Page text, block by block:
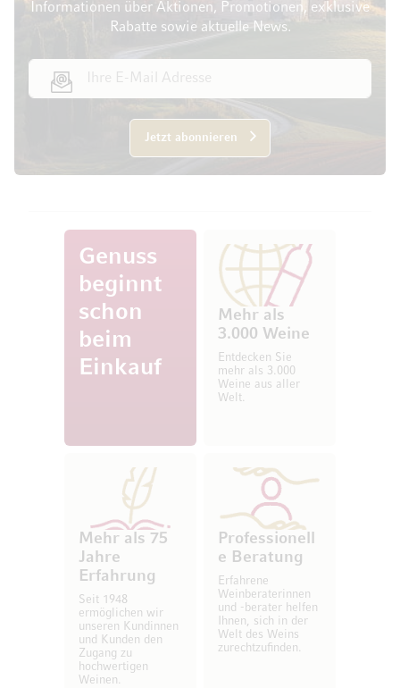
Informationen über Aktionen, Promotionen, exklusive
Rabatte sowie aktuelle News.
Jetzt abonnieren
Genuss
beginnt
schon
beim
Einkauf
Mehr als
3.000 Weine
Entdecken Sie
mehr als 3.000
Weine aus aller
Welt.
Mehr als 75
Jahre
Erfahrung
Seit 1948
ermöglichen wir
unseren Kundinnen
und Kunden den
Zugang zu
hochwertigen
Weinen.
Professionell
e Beratung
Erfahrene
Weinberaterinnen
und -berater helfen
Ihnen, sich in der
Welt des Weins
zurechtzufinden.